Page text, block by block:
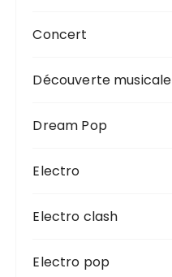
Concert
Découverte musicale
Dream Pop
Electro
Electro clash
Electro pop